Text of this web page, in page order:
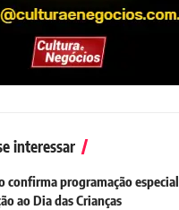
interessar
confirma programação especial
ao Dia das Crianças